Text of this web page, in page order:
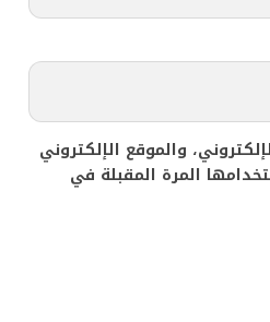
والموقع الإلكتروني
المرة المقبلة في